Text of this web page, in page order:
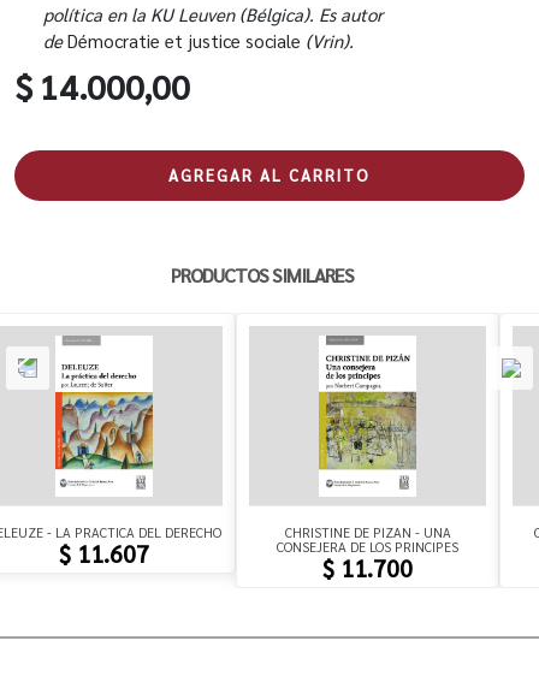
política en la KU Leuven (Bélgica). Es autor
deDémocratie et justice sociale (Vrin).
$ 14.000,00
AGREGAR AL CARRITO
PRODUCTOS SIMILARES
- LA PRACTICA DEL DERECHO
$ 11.607
CHRISTINE DE PIZAN - UNA
CONSEJERA DE LOS PRINCIPES
$ 11.700